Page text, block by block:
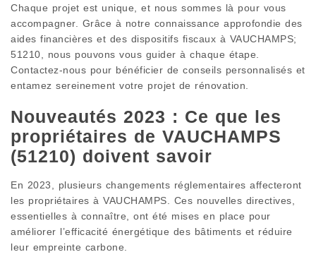
Chaque projet est unique, et nous sommes là pour vous
accompagner. Grâce à notre connaissance approfondie des
aides financières et des dispositifs fiscaux à VAUCHAMPS;
51210, nous pouvons vous guider à chaque étape.
Contactez-nous pour bénéficier de conseils personnalisés et
entamez sereinement votre projet de rénovation.
Nouveautés 2023 : Ce que les
propriétaires de VAUCHAMPS
(51210) doivent savoir
En 2023, plusieurs changements réglementaires affecteront
les propriétaires à VAUCHAMPS. Ces nouvelles directives,
essentielles à connaître, ont été mises en place pour
améliorer l’efficacité énergétique des bâtiments et réduire
leur empreinte carbone.